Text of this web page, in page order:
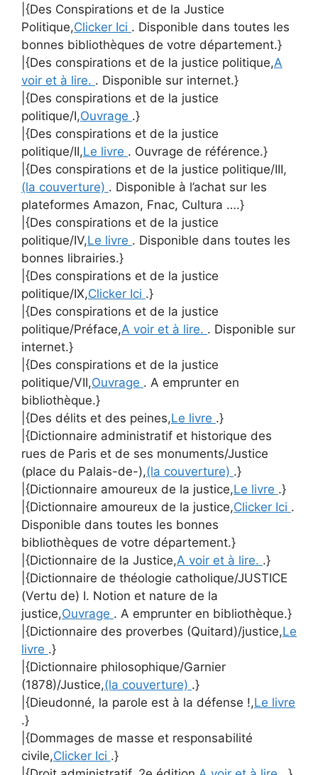
|{Des Conspirations et de la Justice
Politique,Clicker Ici . Disponible dans toutes les
bonnes bibliothèques de votre département.}
|{Des conspirations et de la justice politique,A
voir et à lire. . Disponible sur internet.}
|{Des conspirations et de la justice
politique/I,Ouvrage .}
|{Des conspirations et de la justice
politique/II,Le livre . Ouvrage de référence.}
|{Des conspirations et de la justice politique/III,
(la couverture) . Disponible à l’achat sur les
plateformes Amazon, Fnac, Cultura ….}
|{Des conspirations et de la justice
politique/IV,Le livre . Disponible dans toutes les
bonnes librairies.}
|{Des conspirations et de la justice
politique/IX,Clicker Ici .}
|{Des conspirations et de la justice
politique/Préface,A voir et à lire. . Disponible sur
internet.}
|{Des conspirations et de la justice
politique/VII,Ouvrage . A emprunter en
bibliothèque.}
|{Des délits et des peines,Le livre .}
|{Dictionnaire administratif et historique des
rues de Paris et de ses monuments/Justice
(place du Palais-de-),(la couverture) .}
|{Dictionnaire amoureux de la justice,Le livre .}
|{Dictionnaire amoureux de la justice,Clicker Ici .
Disponible dans toutes les bonnes
bibliothèques de votre département.}
|{Dictionnaire de la Justice,A voir et à lire. .}
|{Dictionnaire de théologie catholique/JUSTICE
(Vertu de) I. Notion et nature de la
justice,Ouvrage . A emprunter en bibliothèque.}
|{Dictionnaire des proverbes (Quitard)/justice,Le
livre .}
|{Dictionnaire philosophique/Garnier
(1878)/Justice,(la couverture) .}
|{Dieudonné, la parole est à la défense !,Le livre
.}
|{Dommages de masse et responsabilité
civile,Clicker Ici .}